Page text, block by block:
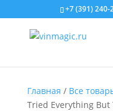
+7 (391) 240-
Главная / Все
Tried Everything But